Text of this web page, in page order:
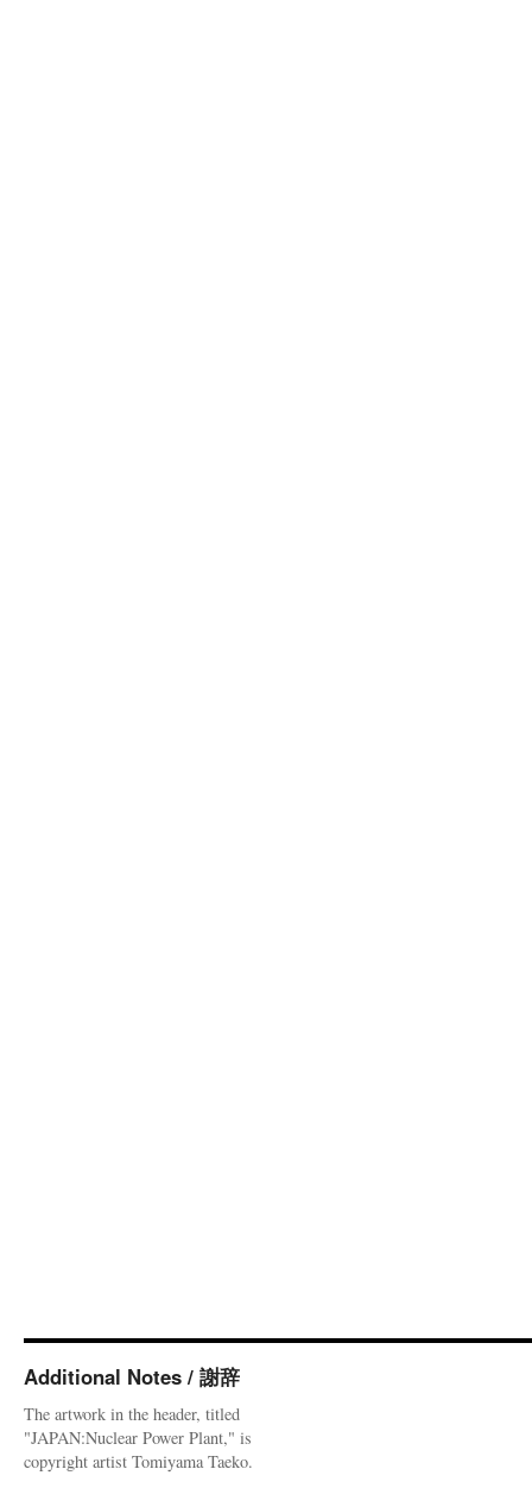
Additional Notes / 謝辞
The artwork in the header, titled
"JAPAN:Nuclear Power Plant," is
copyright artist Tomiyama Taeko.